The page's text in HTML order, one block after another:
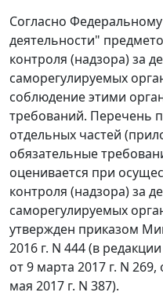
Согласно
деятельности"
контроля (надзора) за
саморегулируемых
соблюдение этими
требований. Перечень
отдельных частей
обязательные
оценивается при
контроля (надзора) за
саморегулируемых
утвержден приказом
2016 г. N 444 (в
от 9 марта 2017 г. N
мая 2017 г. N 387).